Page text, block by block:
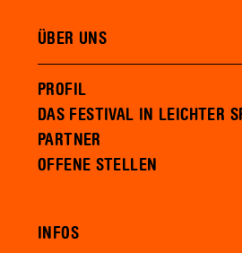
ÜBER UNS
PROFIL
DAS FESTIVAL IN LEICHTER
PARTNER
OFFENE STELLEN
INFOS